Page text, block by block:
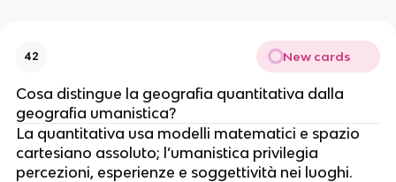
42 New cards
Cosa distingue la geografia quantitativa dalla
geografia umanistica?
La quantitativa usa modelli matematici e spazio
cartesiano assoluto; l’umanistica privilegia
percezioni, esperienze e soggettività nei luoghi.